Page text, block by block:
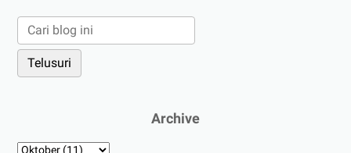
Archive